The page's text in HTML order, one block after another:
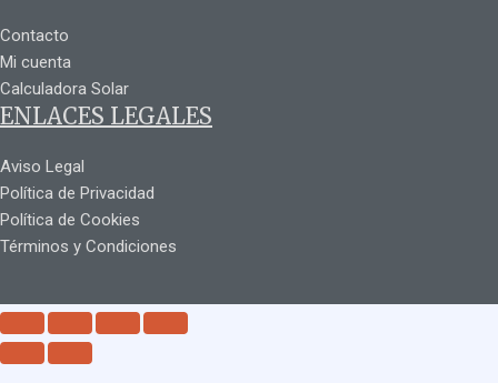
Contacto
Mi cuenta
Calculadora Solar
ENLACES LEGALES
Aviso Legal
Política de Privacidad
Política de Cookies
Términos y Condiciones